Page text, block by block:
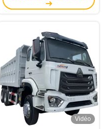
NX 380HP camion de
Vidéo